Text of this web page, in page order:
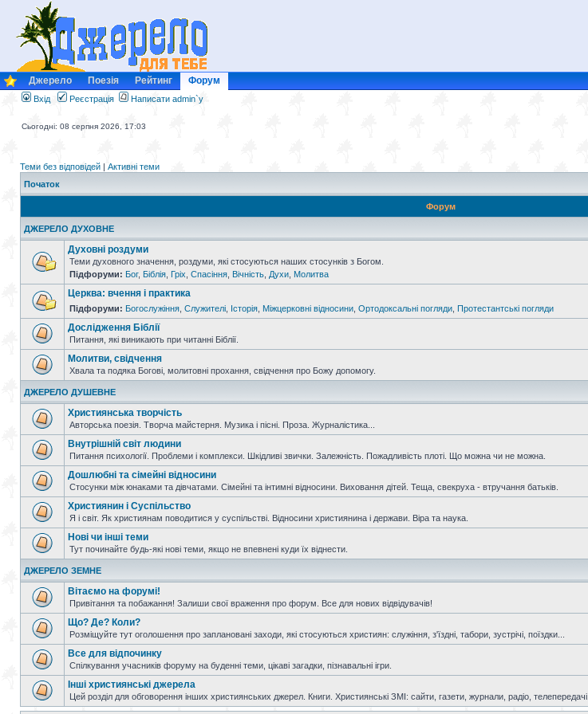
Джерело Поезія Рейтинг Форум
Вхід Реєстрація Написати admin`у
Сьогодні: 08 серпня 2026, 17:03
Теми без відповідей | Активні теми
Початок
Форум
ДЖЕРЕЛО ДУХОВНЕ
Духовні роздуми
Теми духовного значення, роздуми, які стосуються наших стосунків з Богом.
Підфоруми: Бог, Біблія Гріх Спасіння Вічність Духи Молитва
Церква: вчення і практика
Підфоруми: Богослужіння Служителі Історія Міжцерковні відносини Ортодоксальні погляди Протестантські погляди
Дослідження Біблії
Питання, які виникають при читанні Біблії.
Молитви, свідчення
Хвала та подяка Богові, молитовні прохання, свідчення про Божу допомогу.
ДЖЕРЕЛО ДУШЕВНЕ
Християнська творчість
Авторська поезія. Творча майстерня. Музика і пісні. Проза. Журналістика...
Внутрішній світ людини
Питання психології. Проблеми і комплекси. Шкідливі звички. Залежність. Пожадливість плоті. Що можна чи не можна.
Дошлюбні та сімейні відносини
Стосунки між юнаками та дівчатами. Сімейні та інтимні відносини. Виховання дітей. Теща, свекруха - втручання батьків.
Християнин і Суспільство
Я і світ. Як християнам поводитися у суспільстві. Відносини християнина і держави. Віра та наука.
Нові чи інші теми
Тут починайте будь-які нові теми, якщо не впевнені куди їх віднести.
ДЖЕРЕЛО ЗЕМНЕ
Вітаємо на форумі!
Привітання та побажання! Залиши свої враження про форум. Все для нових відвідувачів!
Що? Де? Коли?
Розміщуйте тут оголошення про заплановані заходи, які стосуються християн: служіння, з'їздні, табори, зустрічі, поїздки...
Все для відпочинку
Спілкування учасників форуму на буденні теми, цікаві загадки, пізнавальні ігри.
Інші християнські джерела
Цей розділ для обговорення інших християнських джерел. Книги. Християнські ЗМІ: сайти, газети, журнали, радіо, телепередачі.